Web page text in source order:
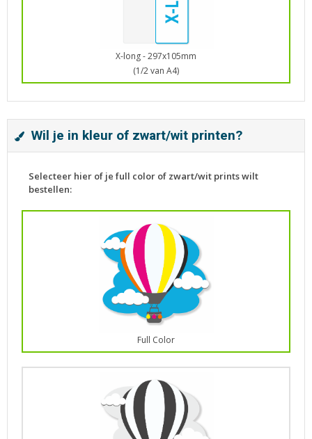
X-long - 297x105mm
(1/2 van A4)
Wil je in kleur of zwart/wit printen?
Selecteer hier of je full color of zwart/wit prints wilt
bestellen:
Full Color